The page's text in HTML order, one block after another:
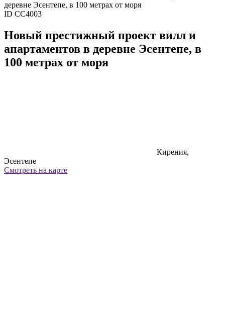
деревне Эсентепе, в 100 метрах от моря
ID CC4003
Новый престижный проект вилл и
апартаментов в деревне Эсентепе, в
100 метрах от моря
Кирения,
Эсентепе
Смотреть на карте